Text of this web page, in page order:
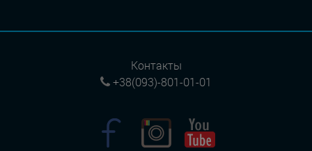
Контакты
+38(093)-801-01-01